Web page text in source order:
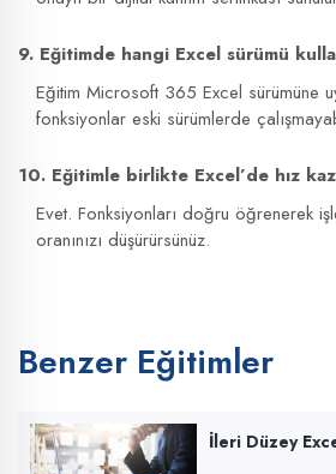
9. Eğitimde hangi Excel sürümü
Eğitim Microsoft 365 Excel sürümüne
fonksiyonlar eski sürümlerde
10. Eğitimle birlikte Excel’de hız
Evet. Fonksiyonları doğru öğrenerek
oranınızı düşürürsünüz.
Benzer Eğitimler
İleri Düzey